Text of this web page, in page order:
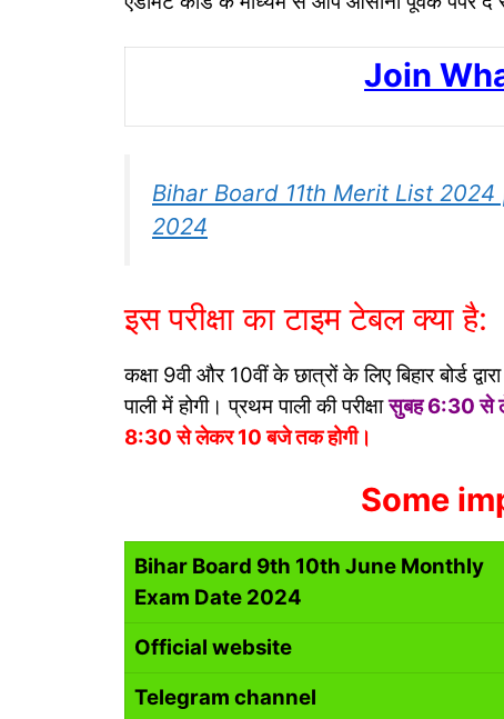
Join
Bihar Board 11th Merit List
2024
इस परीक्षा का टाइम टेबल क्या है:
कक्षा 9वी और 10वीं के छात्रों के लिए बिहार बोर्ड
पाली में होगी। प्रथम पाली की परीक्षासुबह 6:30 से
8:30 से लेकर 10 बजे तक होगी।
Some
Bihar Board 9th 10th June Monthly
Exam Date 2024
Official website
Telegram channel